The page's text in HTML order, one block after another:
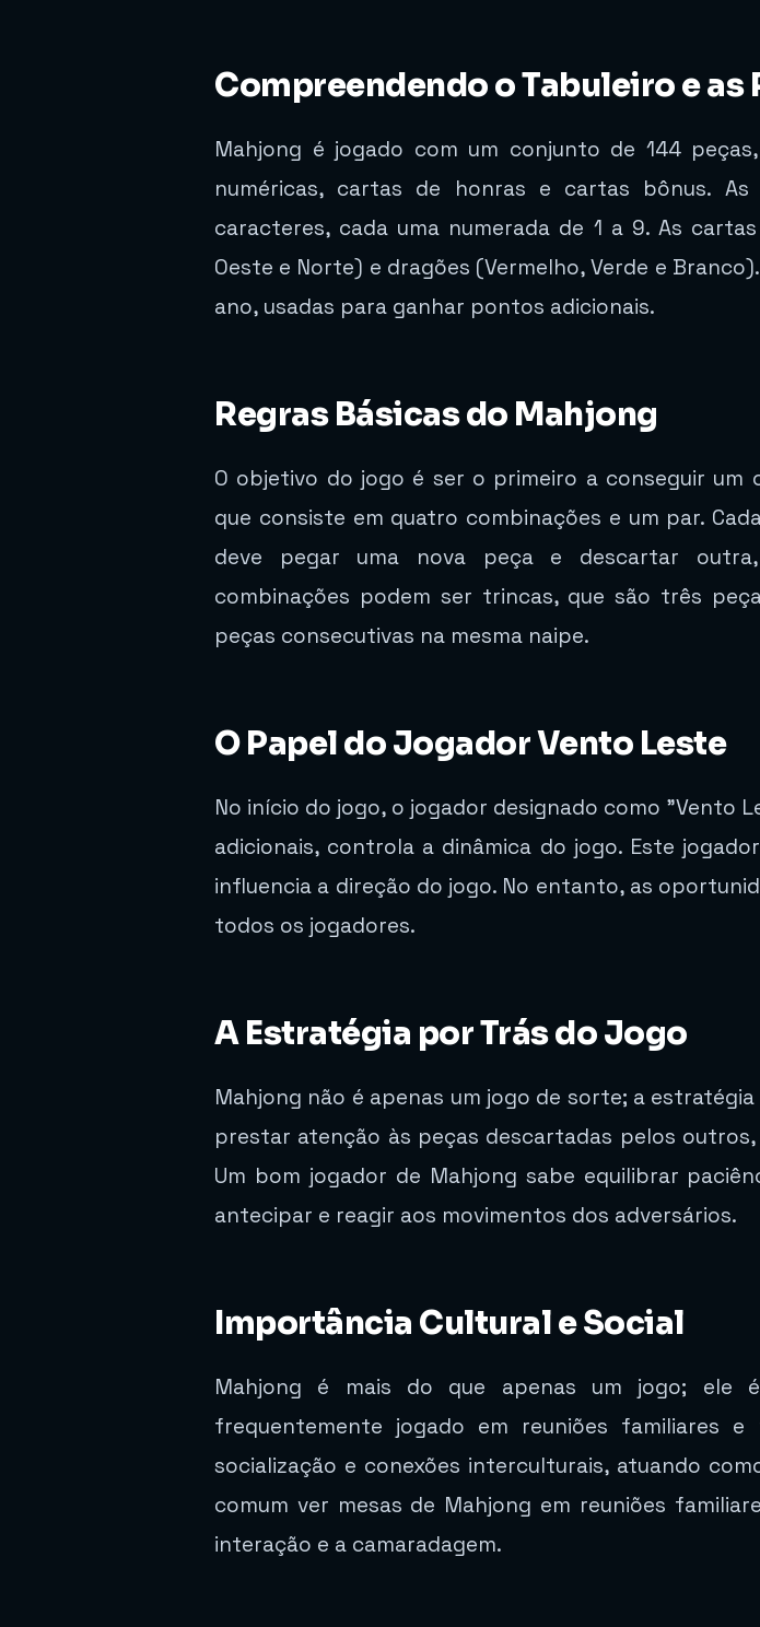
Compreendendo o Tabuleiro e as
Mahjong é jogado com um conjunto de 144
numéricas, cartas de honras e cartas bônus.
caracteres, cada uma numerada de 1 a 9. As
Oeste e Norte) e dragões (Vermelho, Verde e
ano, usadas para ganhar pontos adicionais.
Regras Básicas do Mahjong
O objetivo do jogo é ser o primeiro a conseguir
que consiste em quatro combinações e um par.
deve pegar uma nova peça e descartar
combinações podem ser trincas, que são três
peças consecutivas na mesma naipe.
O Papel do Jogador Vento Leste
No início do jogo, o jogador designado como "Vento
adicionais, controla a dinâmica do jogo. Este
influencia a direção do jogo. No entanto, as
todos os jogadores.
A Estratégia por Trás do Jogo
Mahjong não é apenas um jogo de sorte; a
prestar atenção às peças descartadas pelos
Um bom jogador de Mahjong sabe equilibrar
antecipar e reagir aos movimentos dos adversários.
Importância Cultural e Social
Mahjong é mais do que apenas um jogo; ele
frequentemente jogado em reuniões familiares
socialização e conexões interculturais, atuando
comum ver mesas de Mahjong em reuniões
interação e a camaradagem.